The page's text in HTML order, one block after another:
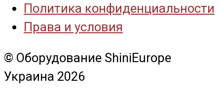
Политика конфиденциальности
Права и условия
© Оборудование ShiniEurope
Украина 2026